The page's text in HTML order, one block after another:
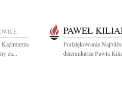
Kazimierza
za...
PAWEŁ
Podziękowania
dziennikarza Pawła